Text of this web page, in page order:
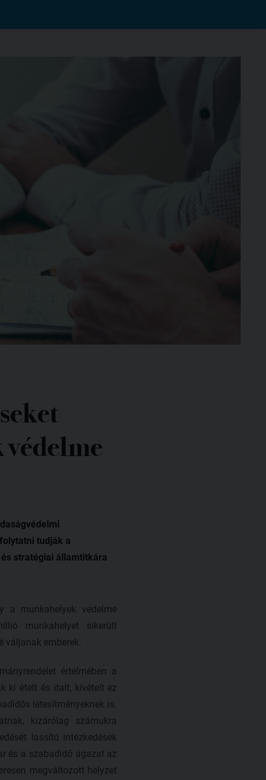
tudják a
stratégiai államtitkára
a munkahelyek védelme
munkahelyet sikerült
emberek.
értelmében a
ki ételt és italt, kivételt ez
létesítményeknek is.
kizárólag számukra
lassító intézkedések
és a szabadidő ágazat az
megváltozott helyzet